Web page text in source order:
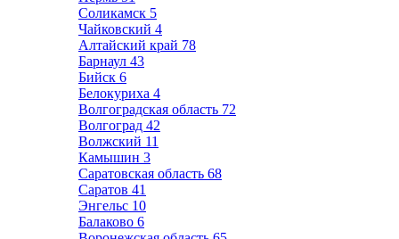
Соликамск 5
Чайковский 4
Алтайский край 78
Барнаул 43
Бийск 6
Белокуриха 4
Волгоградская область 72
Волгоград 42
Волжский 11
Камышин 3
Саратовская область 68
Саратов 41
Энгельс 10
Балаково 6